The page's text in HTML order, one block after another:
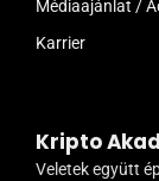
Médiaajánlat /
Karrier
Kripto
Veletek együtt